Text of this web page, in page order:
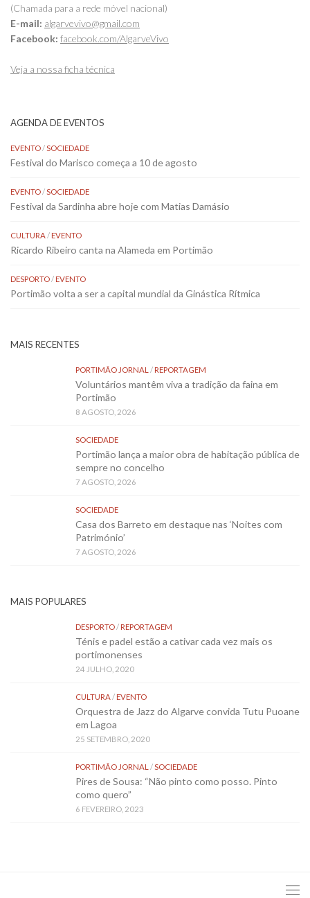
(Chamada para a rede móvel nacional)
E-mail: algarvevivo@gmail.com
Facebook: facebook.com/AlgarveVivo
Veja a nossa ficha técnica
AGENDA DE EVENTOS
EVENTO / SOCIEDADE
Festival do Marisco começa a 10 de agosto
EVENTO / SOCIEDADE
Festival da Sardinha abre hoje com Matias Damásio
CULTURA /EVENTO
Ricardo Ribeiro canta na Alameda em Portimão
DESPORTO /EVENTO
Portimão volta a ser a capital mundial da Ginástica Rítmica
MAIS RECENTES
PORTIMÃO JORNAL /REPORTAGEM
Voluntários mantêm viva a tradição da faina em
Portimão
8 AGOSTO, 2026
SOCIEDADE
Portimão lança a maior obra de habitação pública de
sempre no concelho
7 AGOSTO, 2026
SOCIEDADE
Casa dos Barreto em destaque nas ‘Noites com
Património’
7 AGOSTO, 2026
MAIS POPULARES
DESPORTO /REPORTAGEM
Ténis e padel estão a cativar cada vez mais os
portimonenses
24 JULHO, 2020
CULTURA /EVENTO
Orquestra de Jazz do Algarve convida Tutu Puoane
em Lagoa
25 SETEMBRO, 2020
PORTIMÃO JORNAL / SOCIEDADE
Pires de Sousa: “Não pinto como posso. Pinto
como quero”
6 FEVEREIRO, 2023